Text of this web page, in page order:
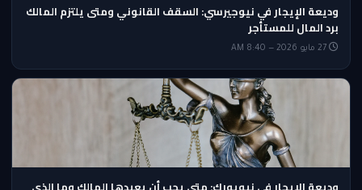
وديعة الإيجار في نيوجيرسي: السقف القانوني ومتى يلتزم المالك
برد المال للمستأجر